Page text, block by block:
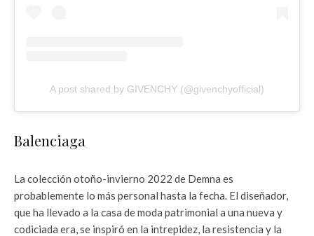
A post shared by GIVENCHY (@givenchyofficial)
Balenciaga
La colección otoño-invierno 2022 de Demna es
probablemente lo más personal hasta la fecha. El diseñador,
que ha llevado a la casa de moda patrimonial a una nueva y
codiciada era, se inspiró en la intrepidez, la resistencia y la